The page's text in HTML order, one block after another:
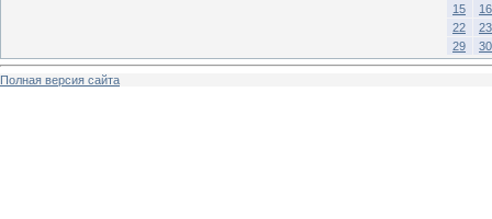
15
16
22
23
29
30
Полная версия сайта